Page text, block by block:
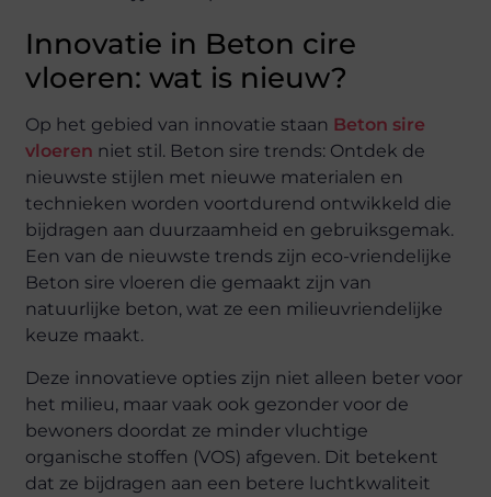
Innovatie in Beton cire
vloeren: wat is nieuw?
Op het gebied van innovatie staan Beton sire
vloeren niet stil. Beton sire trends: Ontdek de
nieuwste stijlen met nieuwe materialen en
technieken worden voortdurend ontwikkeld die
bijdragen aan duurzaamheid en gebruiksgemak.
Een van de nieuwste trends zijn eco-vriendelijke
Beton sire vloeren die gemaakt zijn van
natuurlijke beton, wat ze een milieuvriendelijke
keuze maakt.
Deze innovatieve opties zijn niet alleen beter voor
het milieu, maar vaak ook gezonder voor de
bewoners doordat ze minder vluchtige
organische stoffen (VOS) afgeven. Dit betekent
dat ze bijdragen aan een betere luchtkwaliteit